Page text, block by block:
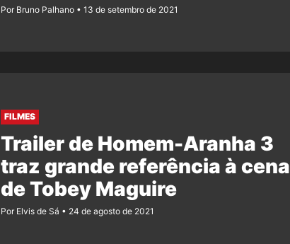
Por Bruno Palhano 13 de setembro de 2021
FILMES
Trailer de Homem-Aranha 3
traz grande referência à cena
de Tobey Maguire
Por Elvis de Sá 24 de agosto de 2021